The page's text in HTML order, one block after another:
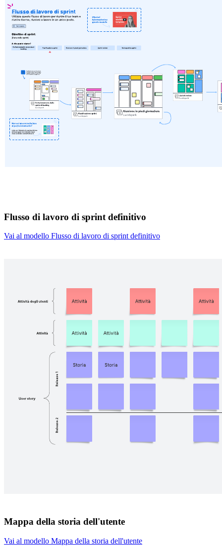
Flusso di lavoro di sprint definitivo
Vai al modello Flusso di lavoro di sprint definitivo
Mappa della storia dell'utente
Vai al modello Mappa della storia dell'utente